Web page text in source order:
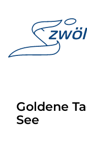
Highlights
Service
Goldene
See